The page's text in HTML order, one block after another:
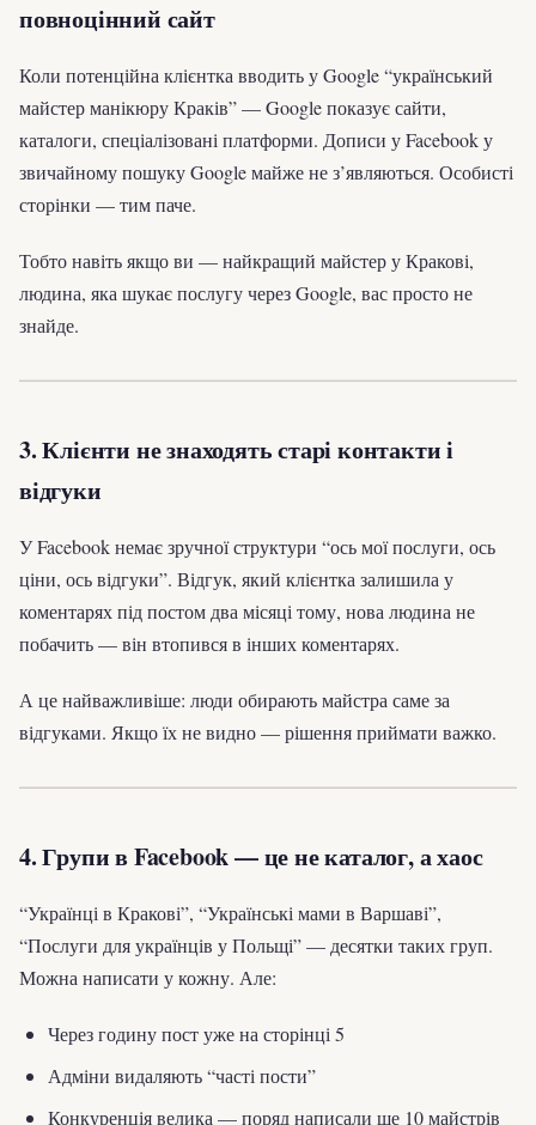
повноцінний сайт
Коли потенційна клієнтка вводить у Google “український
майстер манікюру Краків” — Google показує сайти,
каталоги, спеціалізовані платформи. Дописи у Facebook у
звичайному пошуку Google майже не з’являються. Особисті
сторінки — тим паче.
Тобто навіть якщо ви — найкращий майстер у Кракові,
людина, яка шукає послугу через Google, вас просто не
знайде.
3. Клієнти не знаходять старі контакти і
відгуки
У Facebook немає зручної структури “ось мої послуги, ось
ціни, ось відгуки”. Відгук, який клієнтка залишила у
коментарях під постом два місяці тому, нова людина не
побачить — він втопився в інших коментарях.
А це найважливіше: люди обирають майстра саме за
відгуками. Якщо їх не видно — рішення приймати важко.
4. Групи в Facebook — це не каталог, а хаос
“Українці в Кракові”, “Українські мами в Варшаві”,
“Послуги для українців у Польщі” — десятки таких груп.
Можна написати у кожну. Але:
Через годину пост уже на сторінці 5
Адміни видаляють “часті пости”
Конкуренція велика — поряд написали ще 10 майстрів